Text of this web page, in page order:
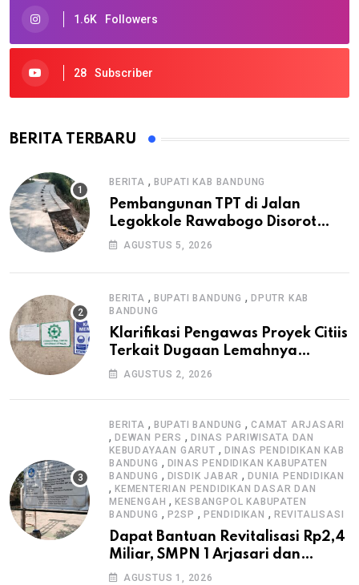
1.6K Followers
28 Subscriber
BERITA TERBARU
BERITA , BUPATI KAB BANDUNG
Pembangunan TPT di Jalan
Legokkole Rawabogo Disorot
Warga, Selesai Tanpa Papan
AGUSTUS 5, 2026
BERITA , BUPATI BANDUNG ,DPUTR KAB
BANDUNG
Klarifikasi Pengawas Proyek Citiis
Terkait Dugaan Lemahnya
Pengawasan K3
AGUSTUS 2, 2026
BERITA , BUPATI BANDUNG ,CAMAT ARJASARI
, DEWAN PERS , DINAS PARIWISATA DAN
KEBUDAYAAN GARUT , DINAS PENDIDIKAN KAB
BANDUNG , DINAS PENDIDIKAN KABUPATEN
BANDUNG , DISDIK JABAR ,DUNIA PENDIDIKAN
, KEMENTERIAN PENDIDIKAN DASAR DAN
MENENGAH ,KESBANGPOL KABUPATEN
BANDUNG , P2SP , PENDIDIKAN , REVITALISASI
Dapat Bantuan Revitalisasi Rp2,4
Miliar, SMPN 1 Arjasari dan
Masyarakat Sambut Antusias
AGUSTUS 1, 2026